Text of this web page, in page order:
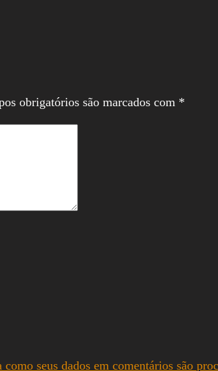
obrigatórios são marcados com *
como seus dados em comentários são